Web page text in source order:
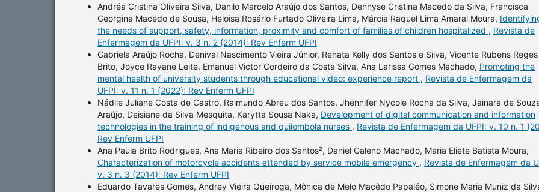
Andréa Cristina Oliveira Silva, Danilo Marcelo Araújo dos Santos, Dennyse Cristina Macedo da Silva, Francisca
Georgina Macedo de Sousa, Heloisa Rosário Furtado Oliveira Lima, Márcia Raquel Lima Amaral Moura,
the needs of support, safety, information, proximity and comfort of families of children hospitalized , Revista de
Enfermagem da UFPI: v. 3 n. 2 (2014): Rev Enferm UFPI
Gabriela Araújo Rocha, Denival Nascimento Vieira Júnior, Renata Kelly dos Santos e Silva, Vicente Rubens Reges
Brito, Joyce Rayane Leite, Emanuel Victor Cordeiro da Costa Silva, Ana Larissa Gomes Machado, Promoting the
mental health of university students through educational video: experience report , Revista de Enfermagem da
UFPI: v. 11 n. 1 (2022): Rev Enferm UFPI
Nádile Juliane Costa de Castro, Raimundo Abreu dos Santos, Jhennifer Nycole Rocha da Silva, Jainara de
Araújo, Deisiane da Silva Mesquita, Karytta Sousa Naka, Development of digital communication and information
technologies in the training of indigenous and quilombola nurses , Revista de Enfermagem da UFPI: v. 10 n. 1
Rev Enferm UFPI
Ana Paula Brito Rodrigues, Ana Maria Ribeiro dos Santos², Daniel Galeno Machado, Maria Eliete Batista Moura,
Characterization of motorcycle accidents attended by service mobile emergency , Revista de Enfermagem da
v. 3 n. 3 (2014): Rev Enferm UFPI
Eduardo Tavares Gomes, Andrey Vieira Queiroga, Mônica de Melo Macêdo Papaléo, Simone Maria Muniz da